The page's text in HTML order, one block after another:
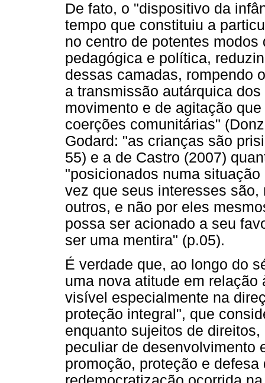
De fato, o "dispositivo da
tempo que constituiu a
no centro de potentes
pedagógica e política,
dessas camadas, rompendo
a transmissão autárquica
movimento e de agitação
coerções comunitárias"
Godard: "as crianças são
55) e a de Castro (2007)
"posicionados numa
vez que seus interesses
outros, e não por eles
possa ser acionado a seu
ser uma mentira" (p.05).
É verdade que, ao longo do
uma nova atitude em
visível especialmente na
proteção integral", que
enquanto sujeitos de
peculiar de desenvolvimento
promoção, proteção e